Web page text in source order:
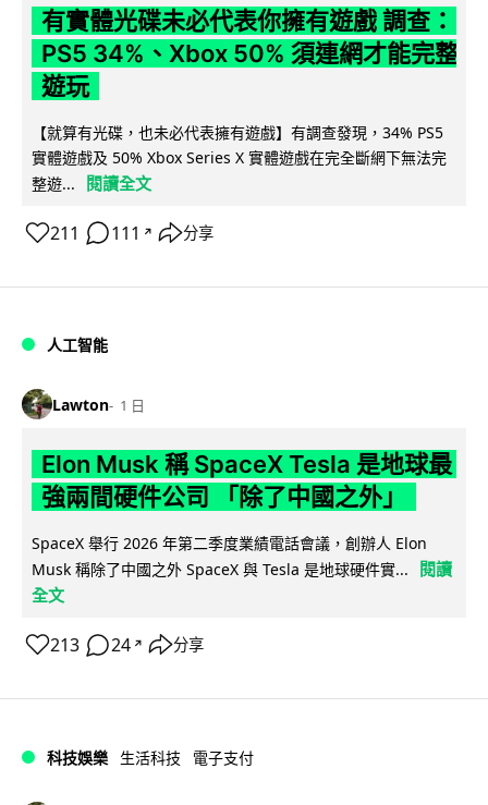
有實體光碟未必代表你擁有遊戲 調查：
PS5 34%、Xbox 50% 須連網才能完整
遊玩
【就算有光碟，也未必代表擁有遊戲】有調查發現，34% PS5
實體遊戲及 50% Xbox Series X 實體遊戲在完全斷網下無法完
整遊...
閱讀全文
211 111 ↗ 分享
人工智能
Lawton 1 日
Elon Musk 稱 SpaceX Tesla 是地球最
強兩間硬件公司 「除了中國之外」
SpaceX 舉行 2026 年第二季度業績電話會議，創辦人 Elon
Musk 稱除了中國之外 SpaceX 與 Tesla 是地球硬件實...
閱讀
全文
213 24 ↗ 分享
科技娛樂 生活科技 電子支付